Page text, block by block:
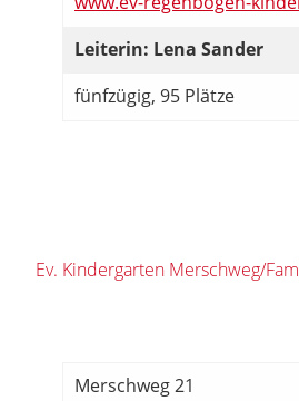
Leiterin: Lena Sander
fünfzügig, 95 Plätze
Ev. Kindergarten Merschweg/
Merschweg 21